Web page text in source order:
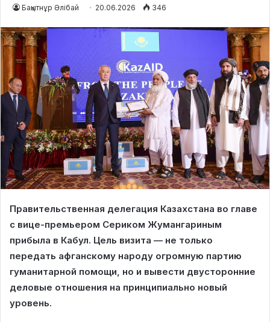
Бақытнұр Әлібай 20.06.2026 346
Правительственная делегация Казахстана во главе
с вице-премьером Сериком Жумангариным
прибыла в Кабул. Цель визита — не только
передать афганскому народу огромную партию
гуманитарной помощи, но и вывести двусторонние
деловые отношения на принципиально новый
уровень.